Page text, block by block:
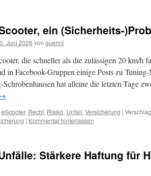
ein (Sicherheits-
Juni 2026 von guenni
die schneller als die zulässigen 20 km/h
in Facebook-Gruppen einige Posts zu
hat alleine die letzten Tage
eScooter, Recht, Risiko, Unfall, Versicherung |
| Kommentar hinterlassen
Stärkere Haftung für